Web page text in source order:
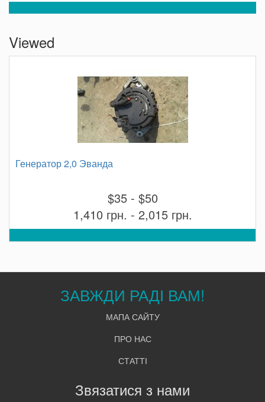
Viewed
Генератор 2,0 Эванда
$35 - $50
1,410 грн. - 2,015 грн.
ЗАВЖДИ РАДІ ВАМ!
МАПА САЙТУ
ПРО НАС
СТАТТІ
Звязатися з нами